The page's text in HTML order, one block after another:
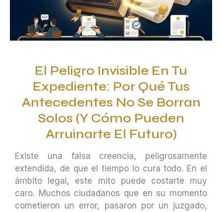
El Peligro Invisible En Tu
Expediente: Por Qué Tus
Antecedentes No Se Borran
Solos (y Cómo Pueden
Arruinarte El Futuro)
Existe una falsa creencia, peligrosamente
extendida, de que el tiempo lo cura todo. En el
ámbito legal, este mito puede costarte muy
caro. Muchos ciudadanos que en su momento
cometieron un error, pasaron por un juzgado,